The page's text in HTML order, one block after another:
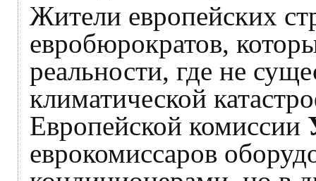
Жители европейских
евробюрократов,
реальности, где не
климатической
Европейской комиссии
еврокомиссаров